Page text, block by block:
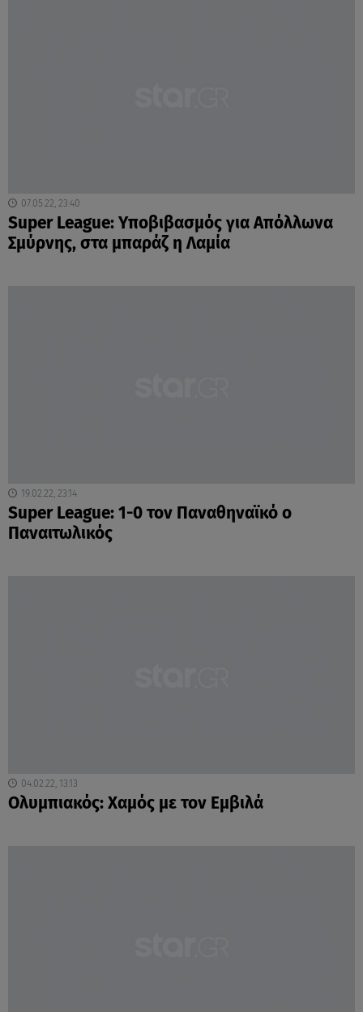
07.05.22, 23:40
Super League: Υποβιβασμός για Απόλλωνα
Σμύρνης, στα μπαράζ η Λαμία
19.02.22, 23:14
Super League: 1-0 τον Παναθηναϊκό ο
Παναιτωλικός
04.02.22, 13:13
Ολυμπιακός: Χαμός με τον Εμβιλά